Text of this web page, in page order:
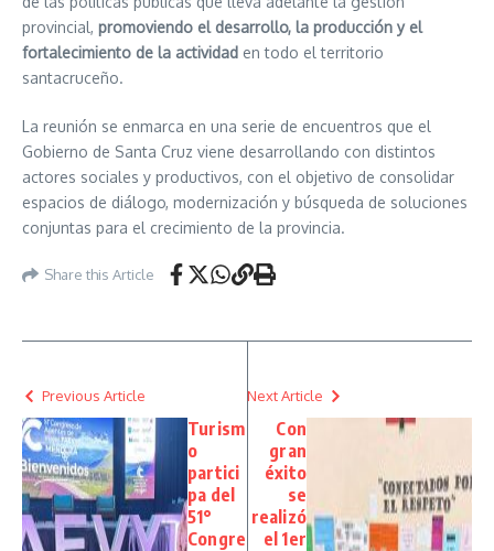
provincial, promoviendo el desarrollo, la producción y el
fortalecimiento de la actividad en todo el territorio
santacruceño.
La reunión se enmarca en una serie de encuentros que el
Gobierno de Santa Cruz viene desarrollando con distintos
actores sociales y productivos, con el objetivo de consolidar
espacios de diálogo, modernización y búsqueda de soluciones
conjuntas para el crecimiento de la provincia.
Share this Article
Previous Article
Turism
o
partici
pa del
51°
Congre
Next Article
Con
gran
éxito
se
realizó
el 1er